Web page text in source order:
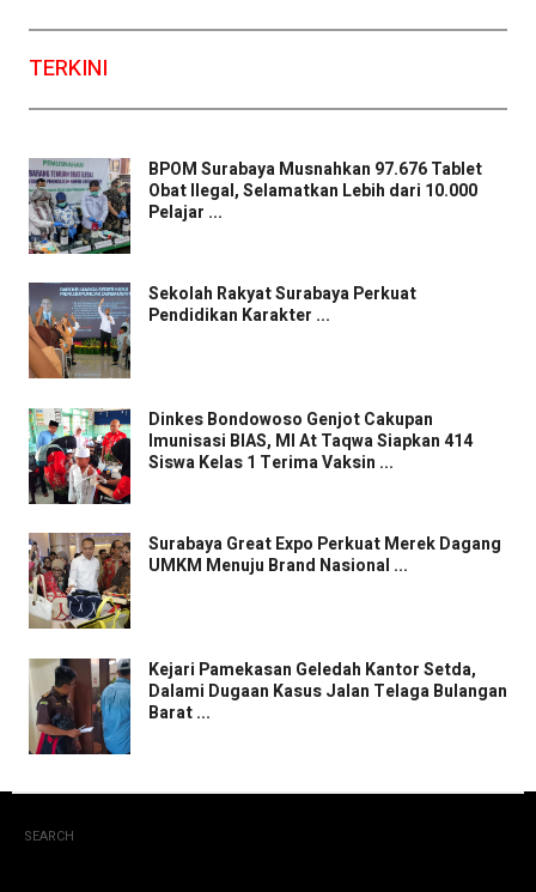
TERKINI
BPOM Surabaya Musnahkan 97.676 Tablet
Obat Ilegal, Selamatkan Lebih dari 10.000
Pelajar ...
Sekolah Rakyat Surabaya Perkuat
Pendidikan Karakter ...
Dinkes Bondowoso Genjot Cakupan
Imunisasi BIAS, MI At Taqwa Siapkan 414
Siswa Kelas 1 Terima Vaksin ...
Surabaya Great Expo Perkuat Merek Dagang
UMKM Menuju Brand Nasional ...
Kejari Pamekasan Geledah Kantor Setda,
Dalami Dugaan Kasus Jalan Telaga Bulangan
Barat ...
SEARCH